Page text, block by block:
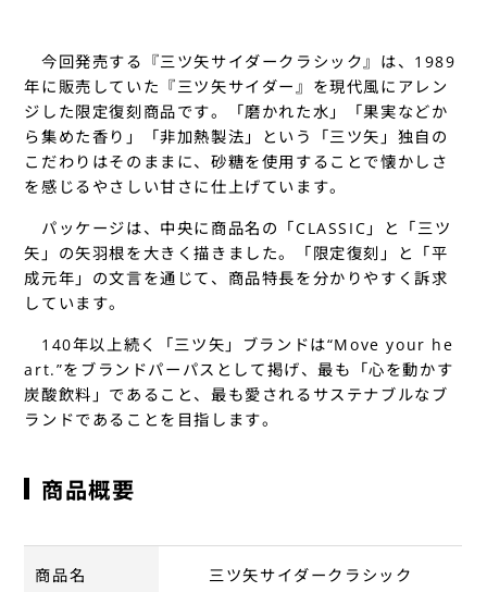
今回発売する『三ツ矢サイダークラシック』は、1989
年に販売していた『三ツ矢サイダー』を現代風にアレン
ジした限定復刻商品です。「磨かれた水」「果実などか
ら集めた香り」「非加熱製法」という「三ツ矢」独自の
こだわりはそのままに、砂糖を使用することで懐かしさ
を感じるやさしい甘さに仕上げています。
パッケージは、中央に商品名の「CLASSIC」と「三ツ
矢」の矢羽根を大きく描きました。「限定復刻」と「平
成元年」の文言を通じて、商品特長を分かりやすく訴求
しています。
140年以上続く「三ツ矢」ブランドは“Move your he
art.”をブランドパーパスとして掲げ、最も「心を動かす
炭酸飲料」であること、最も愛されるサステナブルなブ
ランドであることを目指します。
商品概要
商品名 三ツ矢サイダークラシック